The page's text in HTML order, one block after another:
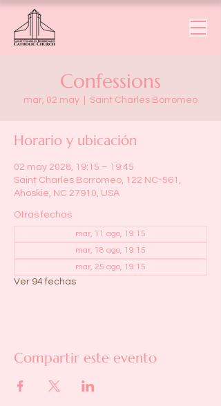
Confessions
mar, 02 may Saint Charles Borromeo
Horario y ubicación
02 may 2028, 19:15 – 19:45
Saint Charles Borromeo, 122 NC-561,
Ahoskie, NC 27910, USA
Otras fechas
mar, 11 ago, 19:15
mar, 18 ago, 19:15
mar, 25 ago, 19:15
Ver 94 fechas
Compartir este evento